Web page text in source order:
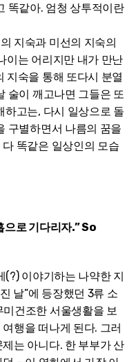
똑같아. 엄청 상투적이란
지숙과 미선의 지숙의
이는 어리지만 내가 만난
지숙을 통해 또다시 분열
술이 깨고나면 그들은 또
하고는, 다시 일상으로 돌
구별하면서 나름의 꿈을
똑같은 일상인의 모습
으로 기다리자.” So
이야기하는 나약한 지
날”에 등장했던 3류 소
건조한 서울생활을 보
행을 떠나게 된다. 그러
는 아니다. 한 부부가 산